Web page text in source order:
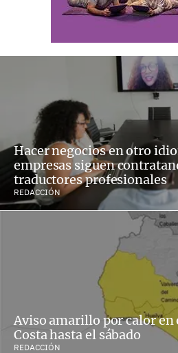
Hacer negocios en otro
empresas siguen
traductores profesionales
REDACCIÓN
Aviso amarillo por calor en
Costa hasta el sábado
REDACCIÓN